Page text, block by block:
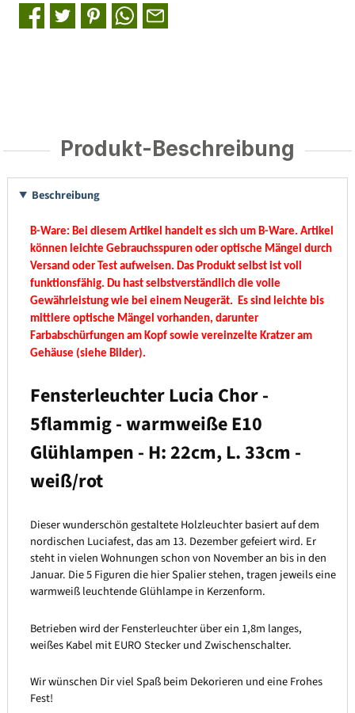
Produkt-Beschreibung
Beschreibung
B-Ware: Bei diesem Artikel handelt es sich um B-Ware. Artikel
können leichte Gebrauchsspuren oder optische Mängel durch
Versand oder Test aufweisen. Das Produkt selbst ist voll
funktionsfähig. Du hast selbstverständlich die volle
Gewährleistung wie bei einem Neugerät. Es sind leichte bis
mittlere optische Mängel vorhanden, darunter
Farbabschürfungen am Kopf sowie vereinzelte Kratzer am
Gehäuse (siehe Bilder).
Fensterleuchter Lucia Chor -
5flammig - warmweiße E10
Glühlampen - H: 22cm, L. 33cm -
weiß/rot
Dieser wunderschön gestaltete Holzleuchter basiert auf dem
nordischen Luciafest, das am 13. Dezember gefeiert wird. Er
steht in vielen Wohnungen schon von November an bis in den
Januar. Die 5 Figuren die hier Spalier stehen, tragen jeweils eine
warmweiß leuchtende Glühlampe in Kerzenform.
Betrieben wird der Fensterleuchter über ein 1,8m langes,
weißes Kabel mit EURO Stecker und Zwischenschalter.
Wir wünschen Dir viel Spaß beim Dekorieren und eine Frohes
Fest!